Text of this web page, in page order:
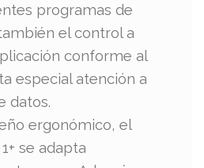
programas de
el control a
conforme al
especial atención a
datos.
ergonómico, el
se adapta